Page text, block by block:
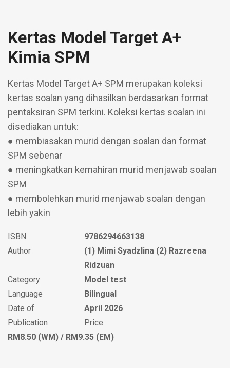
Kertas Model Target A+
Kimia SPM
Kertas Model Target A+ SPM merupakan koleksi
kertas soalan yang dihasilkan berdasarkan format
pentaksiran SPM terkini. Koleksi kertas soalan ini
disediakan untuk:
● membiasakan murid dengan soalan dan format
SPM sebenar
● meningkatkan kemahiran murid menjawab soalan
SPM
● membolehkan murid menjawab soalan dengan
lebih yakin
ISBN
9786294663138
Author
(1) Mimi Syadzlina (2) Razreena
Ridzuan
Category
Model test
Language
Bilingual
Date of
Publication
April 2026
Price
RM8.50 (WM) / RM9.35 (EM)